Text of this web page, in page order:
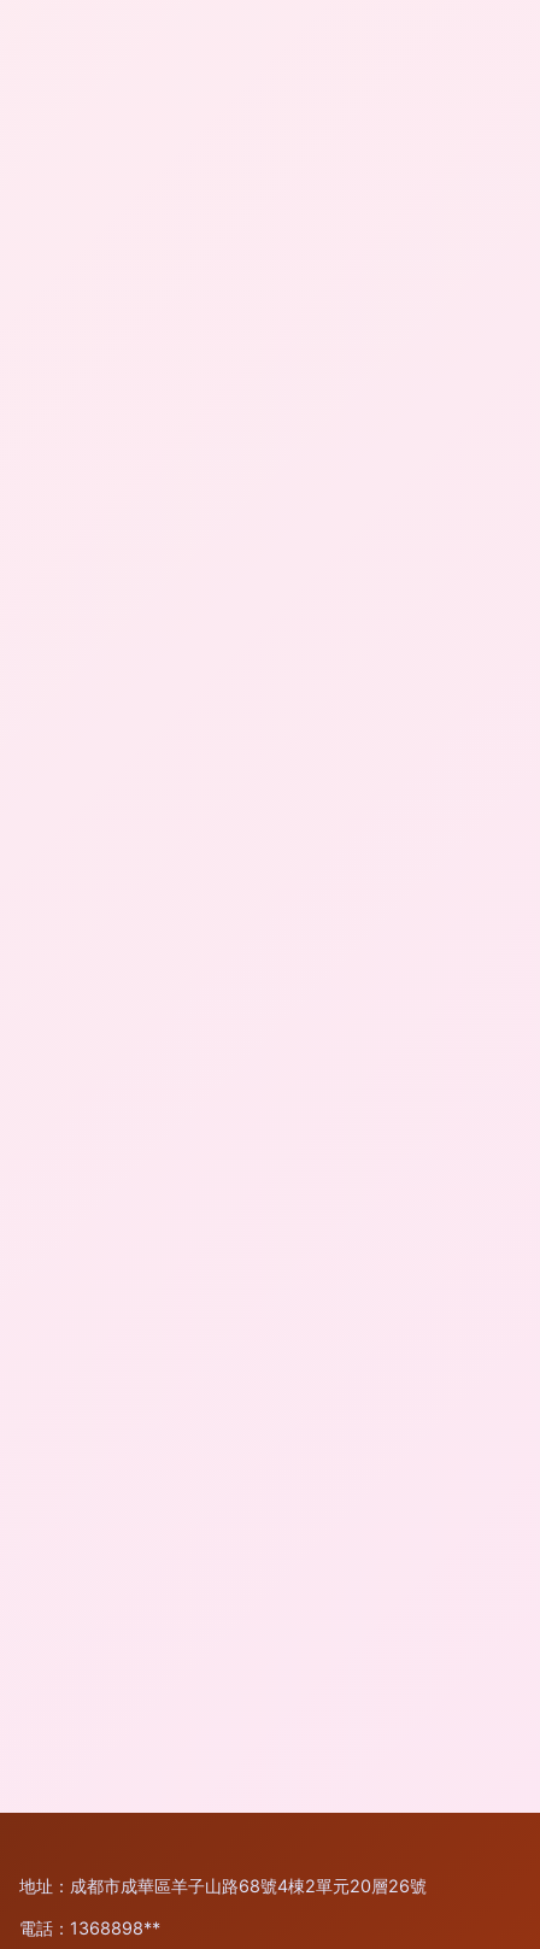
地址：成都市成華區羊子山路68號4棟2單元20層26號
電話：1368898**